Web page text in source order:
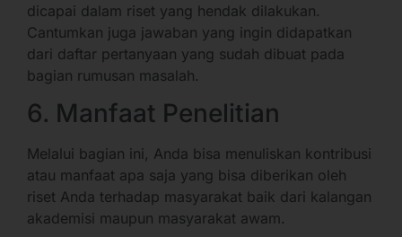
dicapai dalam riset yang hendak dilakukan.
Cantumkan juga jawaban yang ingin didapatkan
dari daftar pertanyaan yang sudah dibuat pada
bagian rumusan masalah.
6. Manfaat Penelitian
Melalui bagian ini, Anda bisa menuliskan kontribusi
atau manfaat apa saja yang bisa diberikan oleh
riset Anda terhadap masyarakat baik dari kalangan
akademisi maupun masyarakat awam.